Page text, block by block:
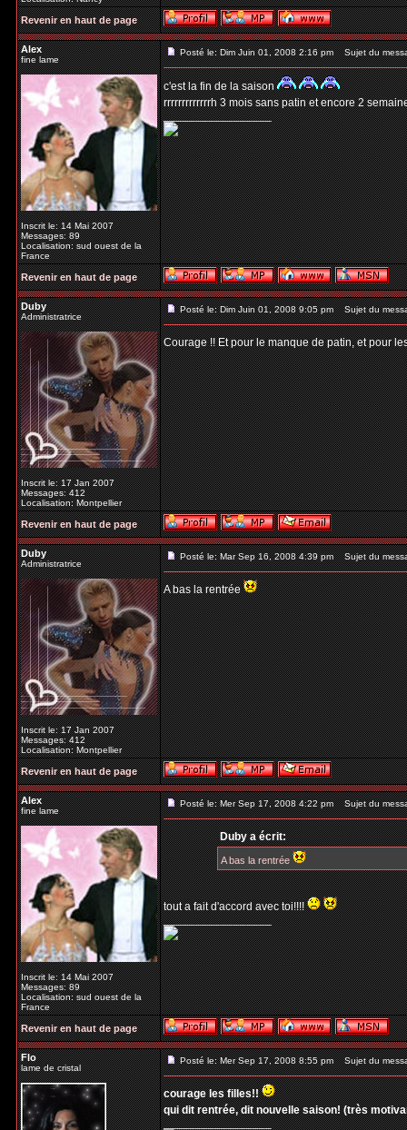
Revenir en haut de page
Alex
fine lame
Inscrit le: 14 Mai 2007
Messages: 89
Localisation: sud ouest de la
France
Posté le: Dim Juin 01, 2008 2:16 pm Sujet du
c'est la fin de la saison
rrrrrrrrrrrrrh 3 mois sans patin et encore 2
_________________
Revenir en haut de page
Duby
Administratrice
Inscrit le: 17 Jan 2007
Messages: 412
Localisation: Montpellier
Posté le: Dim Juin 01, 2008 9:05 pm Sujet du
Courage !! Et pour le manque de patin, et pour
Revenir en haut de page
Duby
Administratrice
Inscrit le: 17 Jan 2007
Messages: 412
Localisation: Montpellier
Posté le: Mar Sep 16, 2008 4:39 pm Sujet du
A bas la rentrée
Revenir en haut de page
Alex
fine lame
Inscrit le: 14 Mai 2007
Messages: 89
Localisation: sud ouest de la
France
Posté le: Mer Sep 17, 2008 4:22 pm Sujet du
Duby a écrit:
A bas la rentrée
tout a fait d'accord avec toi!!!!
_________________
Revenir en haut de page
Flo
lame de cristal
Posté le: Mer Sep 17, 2008 8:55 pm Sujet du
courage les filles!!
qui dit rentrée, dit nouvelle saison! (très
_________________